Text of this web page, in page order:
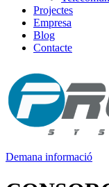
Projectes
Empresa
Blog
Contacte
Demana informació